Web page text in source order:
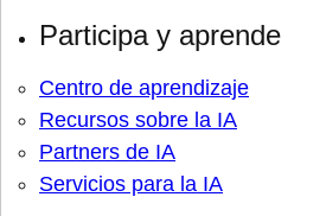
Participa y aprende
Centro de aprendizaje
Recursos sobre la IA
Partners de IA
Servicios para la IA